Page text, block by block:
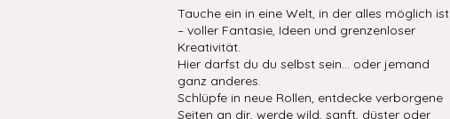
Tauche ein in eine Welt, in der alles möglich ist
– voller Fantasie, Ideen und grenzenloser
Kreativität.
Hier darfst du du selbst sein… oder jemand
ganz anderes.
Schlüpfe in neue Rollen, entdecke verborgene
Seiten an dir, werde wild, sanft, düster oder